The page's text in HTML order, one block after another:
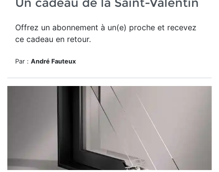
Offrez un abonnement à un(e) proche et recevez
ce cadeau en retour.
Par : André Fauteux